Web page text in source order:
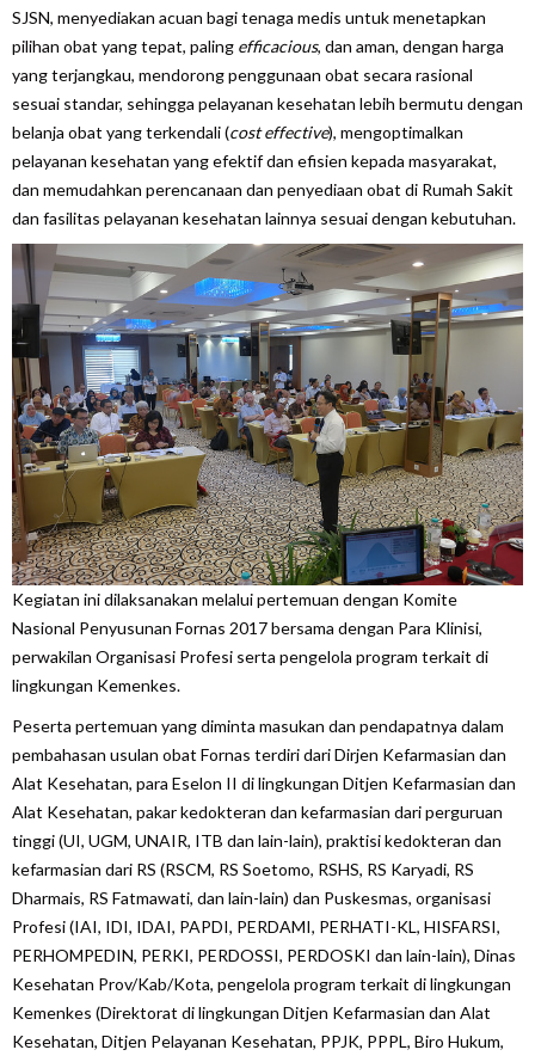
SJSN, menyediakan acuan bagi tenaga medis untuk menetapkan
pilihan obat yang tepat, paling efficacious, dan aman, dengan harga
yang terjangkau, mendorong penggunaan obat secara rasional
sesuai standar, sehingga pelayanan kesehatan lebih bermutu dengan
belanja obat yang terkendali (cost effective), mengoptimalkan
pelayanan kesehatan yang efektif dan efisien kepada masyarakat,
dan memudahkan perencanaan dan penyediaan obat di Rumah Sakit
dan fasilitas pelayanan kesehatan lainnya sesuai dengan kebutuhan.
Kegiatan ini dilaksanakan melalui pertemuan dengan Komite
Nasional Penyusunan Fornas 2017 bersama dengan Para Klinisi,
perwakilan Organisasi Profesi serta pengelola program terkait di
lingkungan Kemenkes.
Peserta pertemuan yang diminta masukan dan pendapatnya dalam
pembahasan usulan obat Fornas terdiri dari Dirjen Kefarmasian dan
Alat Kesehatan, para Eselon II di lingkungan Ditjen Kefarmasian dan
Alat Kesehatan, pakar kedokteran dan kefarmasian dari perguruan
tinggi (UI, UGM, UNAIR, ITB dan lain-lain), praktisi kedokteran dan
kefarmasian dari RS (RSCM, RS Soetomo, RSHS, RS Karyadi, RS
Dharmais, RS Fatmawati, dan lain-lain) dan Puskesmas, organisasi
Profesi (IAI, IDI, IDAI, PAPDI, PERDAMI, PERHATI-KL, HISFARSI,
PERHOMPEDIN, PERKI, PERDOSSI, PERDOSKI dan lain-lain), Dinas
Kesehatan Prov/Kab/Kota, pengelola program terkait di lingkungan
Kemenkes (Direktorat di lingkungan Ditjen Kefarmasian dan Alat
Kesehatan, Ditjen Pelayanan Kesehatan, PPJK, PPPL, Biro Hukum,